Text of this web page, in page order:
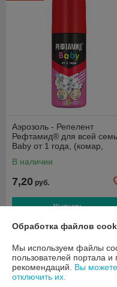
Аэрозоль - Репелент
Рефтамид® для всей
Baby от 1 года, (комар,
В наличии
7,20 руб.
Купить
О нас
83% положительных из 6
Обработка файлов
Мы используем файлы
пользователей портала
рекомендаций. Вы
отключить их.